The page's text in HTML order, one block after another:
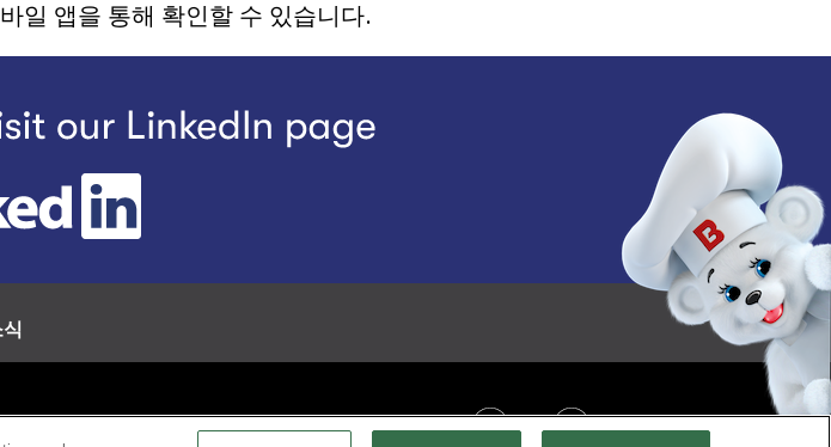
일 앱을 통해 확인할 수 있습니다.